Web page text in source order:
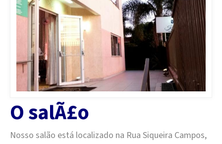
O salÃ£o
Nosso salão está localizado na Rua Siqueira Campos,